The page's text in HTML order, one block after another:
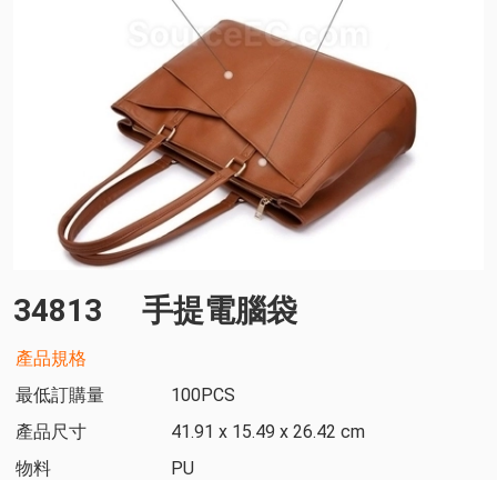
34813 手提電腦袋
產品規格
最低訂購量
100PCS
產品尺寸
‎41.91 x 15.49 x 26.42 cm
物料
PU